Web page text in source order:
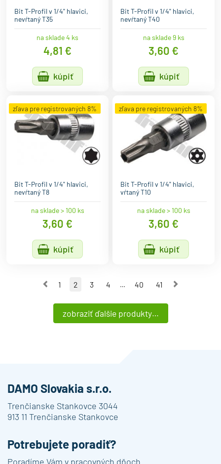
Bit T-Profil v 1/4" hlavici,
nevŕtaný T35
na sklade 4 ks
4,81 €
kúpiť
Bit T-Profil v 1/4" hlavici,
nevŕtaný T40
na sklade 9 ks
3,60 €
kúpiť
zľava pre registrovaných 8%
Bit T-Profil v 1/4" hlavici,
nevŕtaný T8
na sklade > 100 ks
3,60 €
kúpiť
zľava pre registrovaných 8%
Bit T-Profil v 1/4" hlavici,
vŕtaný T10
na sklade > 100 ks
3,60 €
kúpiť
Predchádzajúca strana
1 2 3 4 … 40 41
zobraziť ďalšie produkty…
DAMO Slovakia s.r.o.
Trenčianske Stankovce 3044
913 11 Trenčianske Stankovce
Potrebujete poradiť?
Poradíme Vám v pracovných dňoch